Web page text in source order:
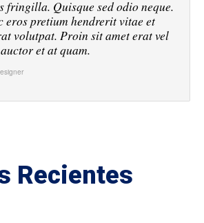
fringilla. Quisque sed odio neque.
eros pretium hendrerit vitae et
volutpat. Proin sit amet erat vel
et at quam.
Recientes